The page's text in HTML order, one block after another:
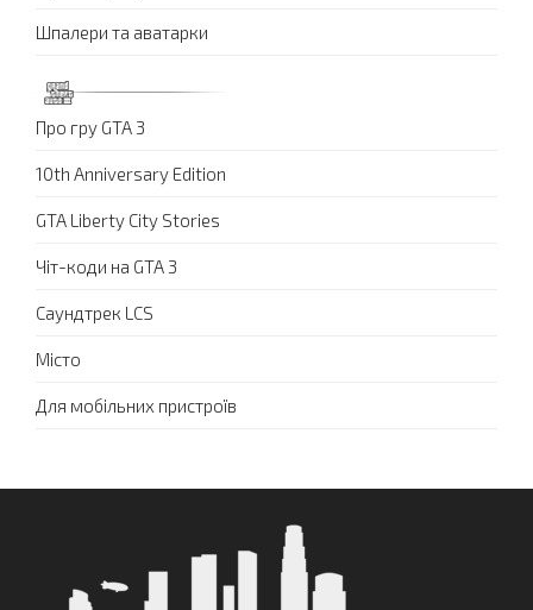
Шпалери та аватарки
Про гру GTA 3
10th Anniversary Edition
GTA Liberty City Stories
Чіт-коди на GTA 3
Саундтрек LCS
Місто
Для мобільних пристроїв